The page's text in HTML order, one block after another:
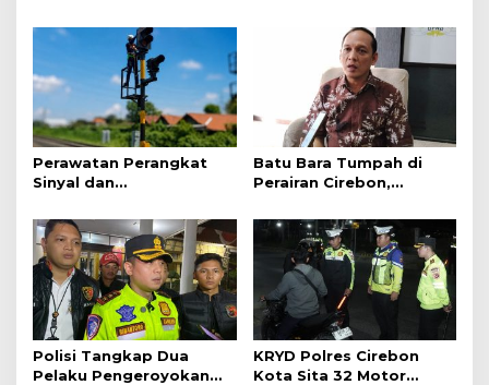
Perawatan Perangkat
Sinyal dan
Perjalanan Kereta Api
Batu Bara Tumpah di
Perairan Cirebon,
Hijau
Polisi Tangkap Dua
Pelaku Pengeroyokan
KRYD Polres Cirebon
Kota Sita 32 Motor